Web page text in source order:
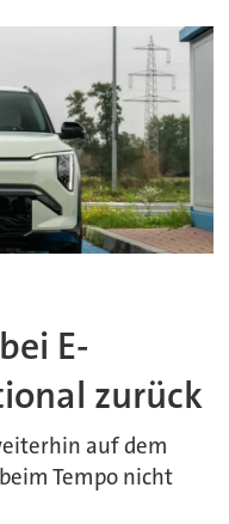
E-
zurück
auf dem
Tempo nicht